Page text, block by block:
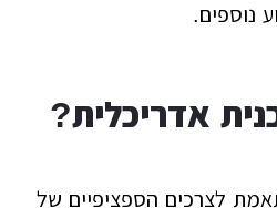
נוספים.
אדריכלית?
לצרכים הספציפיים של